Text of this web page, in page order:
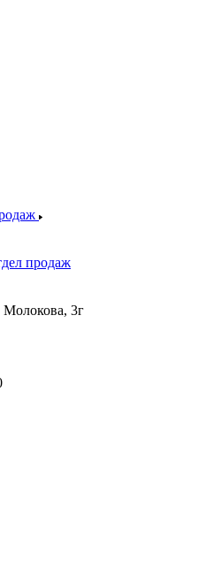
продаж
Молокова, 3г